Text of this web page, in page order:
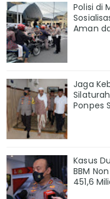
Polisi di
Aman
Jaga
Ponpes
Kasus
BBM
451,6